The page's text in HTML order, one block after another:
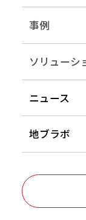
事例
ソリューシ
ニュース
地ブラボ